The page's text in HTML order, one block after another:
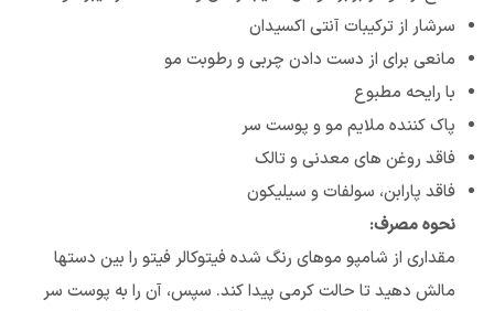
سرشار از ترکیبات آنتی اکسیدان
مانعی برای از دست دادن چربی و رطوبت مو
با رایحه مطبوع
پاک کننده ملایم مو و پوست سر
فاقد روغن های معدنی و تالک
فاقد پارابن، سولفات و سیلیکون
نحوه مصرف:
مقداری از شامپو موهای رنگ شده فیتوکالر فیتو را بین دستها
مالش دهید تا حالت کرمی پیدا کند. سپس، آن را به پوست سر